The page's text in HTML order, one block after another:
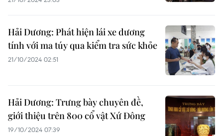
Hải Dương: Phát hiện lái xe dương
tính với ma túy qua kiểm tra sức khỏe
21/10/2024 02:51
Hải Dương: Trưng bày chuyên đề,
giới thiệu trên 800 cổ vật Xứ Đông
19/10/2024 07:39